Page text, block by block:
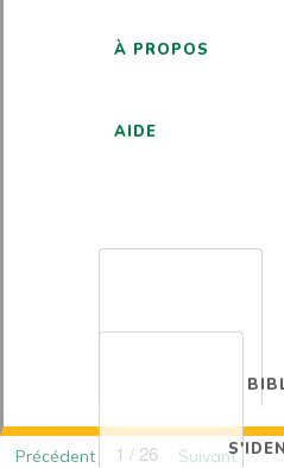
À PROPOS
AIDE
Précédent 1 / 26
Suivant